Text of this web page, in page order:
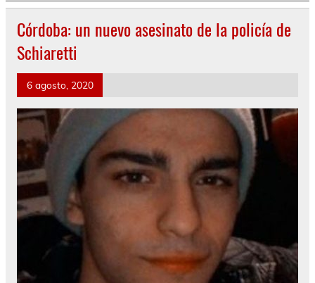
Córdoba: un nuevo asesinato de la policía de
Schiaretti
6 agosto, 2020